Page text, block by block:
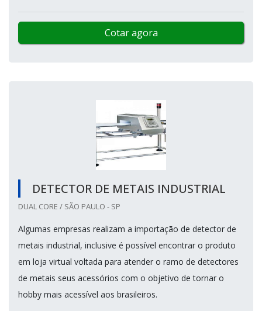
Cotar agora
DETECTOR DE METAIS INDUSTRIAL
DUAL CORE / SÃO PAULO - SP
Algumas empresas realizam a importação de detector de
metais industrial, inclusive é possível encontrar o produto
em loja virtual voltada para atender o ramo de detectores
de metais seus acessórios com o objetivo de tornar o
hobby mais acessível aos brasileiros.